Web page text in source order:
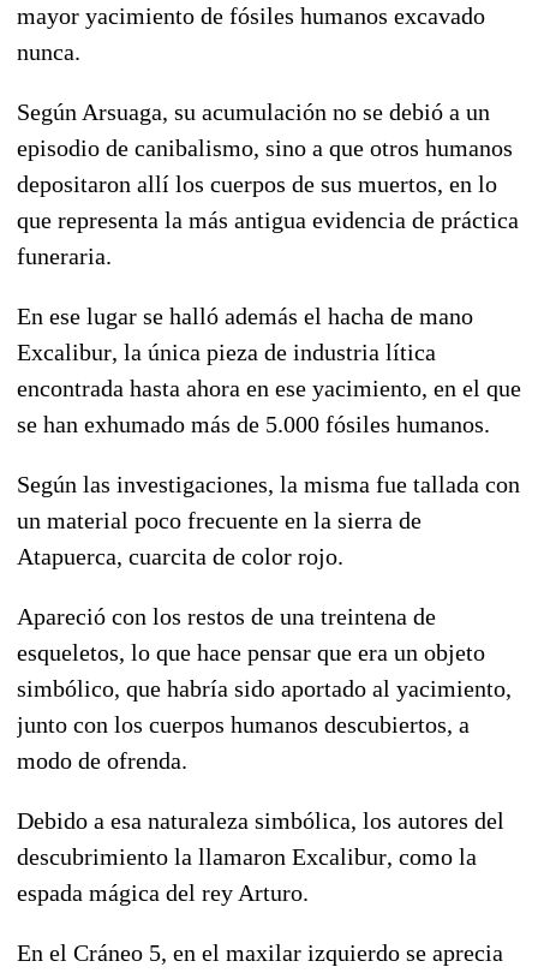
mayor yacimiento de fósiles humanos excavado
nunca.
Según Arsuaga, su acumulación no se debió a un
episodio de canibalismo, sino a que otros humanos
depositaron allí los cuerpos de sus muertos, en lo
que representa la más antigua evidencia de práctica
funeraria.
En ese lugar se halló además el hacha de mano
Excalibur, la única pieza de industria lítica
encontrada hasta ahora en ese yacimiento, en el que
se han exhumado más de 5.000 fósiles humanos.
Según las investigaciones, la misma fue tallada con
un material poco frecuente en la sierra de
Atapuerca, cuarcita de color rojo.
Apareció con los restos de una treintena de
esqueletos, lo que hace pensar que era un objeto
simbólico, que habría sido aportado al yacimiento,
junto con los cuerpos humanos descubiertos, a
modo de ofrenda.
Debido a esa naturaleza simbólica, los autores del
descubrimiento la llamaron Excalibur, como la
espada mágica del rey Arturo.
En el Cráneo 5, en el maxilar izquierdo se aprecia